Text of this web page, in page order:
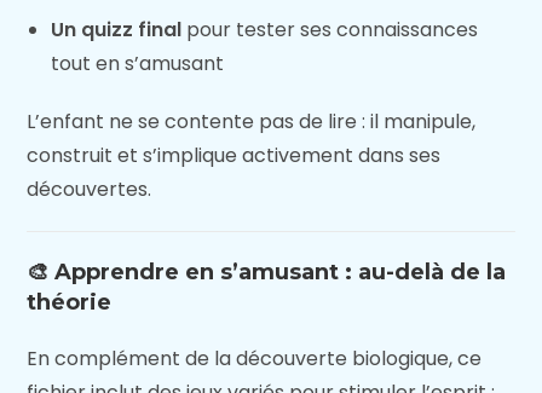
Un quizz final pour tester ses connaissances
tout en s’amusant
L’enfant ne se contente pas de lire : il manipule,
construit et s’implique activement dans ses
découvertes.
🎨 Apprendre en s’amusant : au-delà de la
théorie
En complément de la découverte biologique, ce